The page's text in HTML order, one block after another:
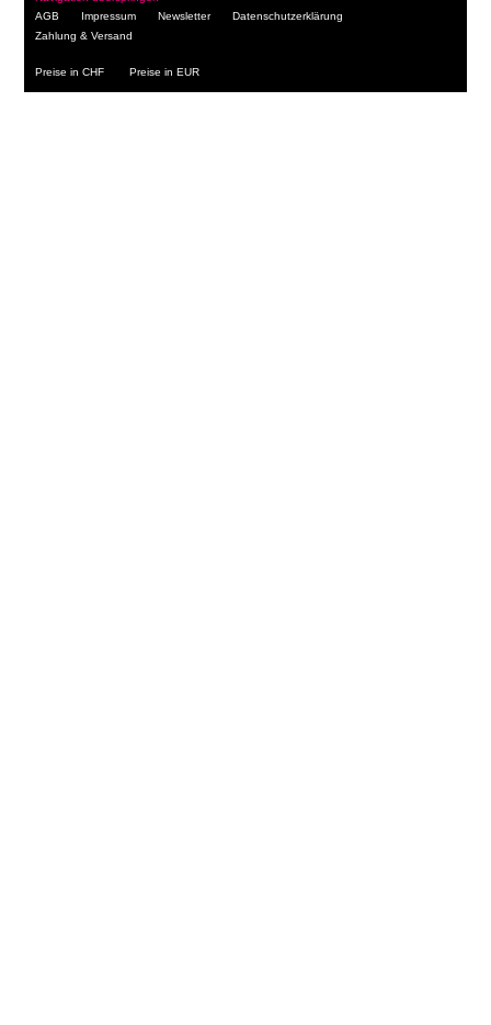
AGB
Impressum Newsletter
Datenschutzerklärung
Zahlung & Versand
Preise in CHF Preise in EUR